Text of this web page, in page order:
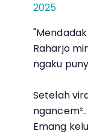
2025
Raharjo
ngaku
Setelah
ngancem²..
Emang